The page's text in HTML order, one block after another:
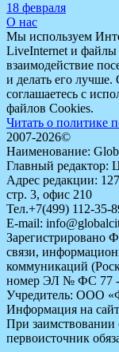
18 февраля
О нас
Мы используем
LiveInternet и файлы
взаимодействие
и делать его лучше.
соглашаетесь с
файлов Cookies.
Читать о политике
2007-2026©
Наименование:
Главный редактор:
Адрес редакции:
стр. 3, офис 210
Тел.+7(499) 112-35-
E-mail:
Зарегистрировано
связи,
коммуникаций
номер ЭЛ № ФС 77 -
Учредитель: ООО
Информация на
При заимствовании
первоисточник